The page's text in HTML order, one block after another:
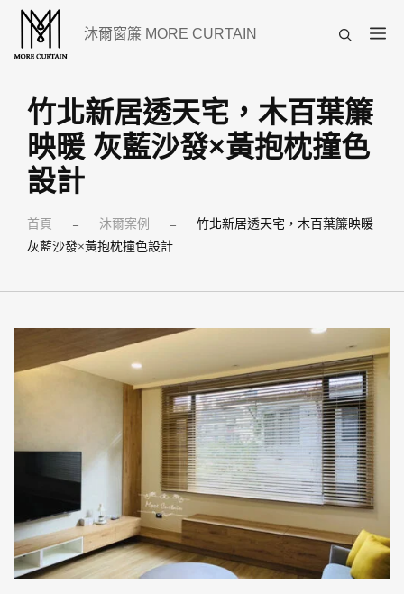
沐爾窗簾 MORE CURTAIN
選
竹北新居透天宅，木百葉簾
映暖 灰藍沙發×黃抱枕撞色
設計
首頁 – 沐爾案例 –
竹北新居透天宅，木百葉簾映暖
灰藍沙發×黃抱枕撞色設計